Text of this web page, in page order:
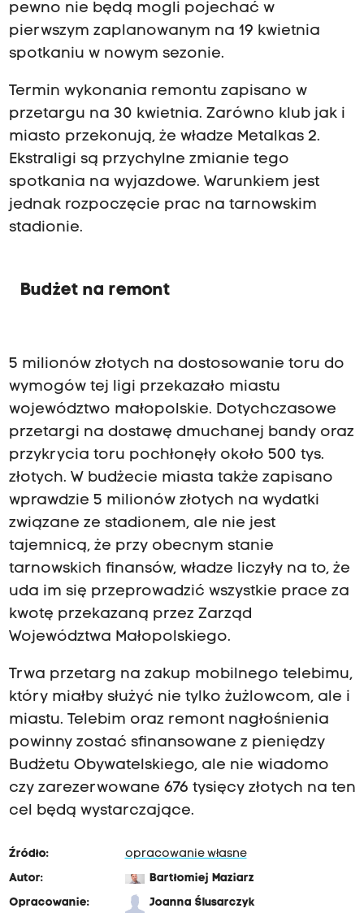
pewno nie będą mogli pojechać w
pierwszym zaplanowanym na 19 kwietnia
spotkaniu w nowym sezonie.
Termin wykonania remontu zapisano w
przetargu na 30 kwietnia. Zarówno klub jak i
miasto przekonują, że władze Metalkas 2.
Ekstraligi są przychylne zmianie tego
spotkania na wyjazdowe. Warunkiem jest
jednak rozpoczęcie prac na tarnowskim
stadionie.
Budżet na remont
5 milionów złotych na dostosowanie toru do
wymogów tej ligi przekazało miastu
województwo małopolskie. Dotychczasowe
przetargi na dostawę dmuchanej bandy oraz
przykrycia toru pochłonęły około 500 tys.
złotych. W budżecie miasta także zapisano
wprawdzie 5 milionów złotych na wydatki
związane ze stadionem, ale nie jest
tajemnicą, że przy obecnym stanie
tarnowskich finansów, władze liczyły na to, że
uda im się przeprowadzić wszystkie prace za
kwotę przekazaną przez Zarząd
Województwa Małopolskiego.
Trwa przetarg na zakup mobilnego telebimu,
który miałby służyć nie tylko żużlowcom, ale i
miastu. Telebim oraz remont nagłośnienia
powinny zostać sfinansowane z pieniędzy
Budżetu Obywatelskiego, ale nie wiadomo
czy zarezerwowane 676 tysięcy złotych na ten
cel będą wystarczające.
Źródło:
opracowanie własne
Autor:
Bartłomiej Maziarz
Opracowanie:
Joanna Ślusarczyk